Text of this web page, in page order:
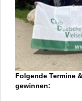
Folgende Termine
gewinnen: